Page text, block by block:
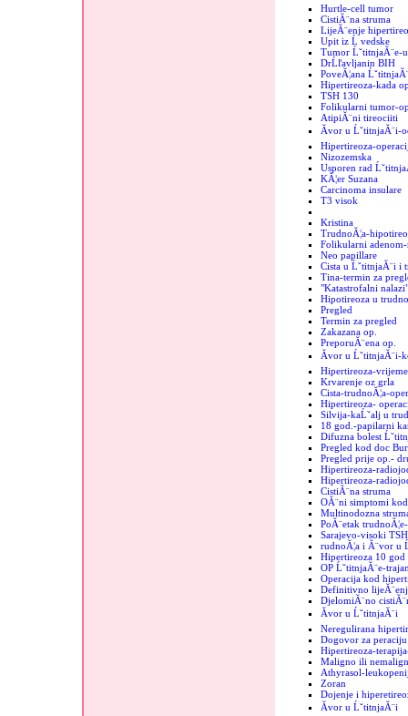
Hurtle-cell tumor
CistiĂ¨na struma
LijeĂ¨enje
Upit iz Ĺ vedske
Tumor ĹˇtitnjaĂ¨e-
DrĹľavljanin BIH
PoveĂ¦ana
Hipertireoza-kada
TSH 130
Folikularni tumor-
AtipiĂ¨ni tireociiti
Ăvor u ĹˇtitnjaĂ¨i-
Hipertireoza-
Nizozemska
Usporen rad
KĂ¦er Suzana
Carcinoma insulare
T3 visok
Kristina
TrudnoĂ¦a-
Folikularni adenom-
Neo papillare
Cista u ĹˇtitnjaĂ¨i i
Tina-termin za
"Katastrofalni
Hipotireoza u
Pregled
Termin za pregled
Zakazana op.
PreporuĂ¨ena op.
Ăvor u ĹˇtitnjaĂ¨i-
Hipertireoza-
Krvarenje oz grla
Cista-trudnoĂ¦a-
Hipertireoza-
Silvija-kaĹˇalj u
18 god.-papilarni
Difuzna bolest
Pregled kod doc
Pregled prije op.-
Hipertireoza-
Hipertireoza-
CistiĂ¨na struma
OĂ¨ni simptomi
Multinodozna
PoĂ¨etak
Sarajevo-visoki TSH
rudnoĂ¦a i Ă¨vor u
Hipertireoza 10 god
OP ĹˇtitnjaĂ¨e-
Operacija kod
Definitivno
DjelomiĂ¨no
Ăvor u ĹˇtitnjaĂ¨i
Neregulirana
Dogovor za peraciju
Hipertireoza-
Maligno ili
Athyrasol-
Zoran
Dojenje i
Ăvor u ĹˇtitnjaĂ¨i